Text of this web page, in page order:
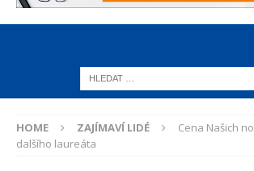
HOME ZAJÍMAVÍ LIDÉ
Cena Našich
dalšího laureáta